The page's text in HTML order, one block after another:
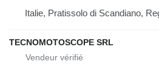
Italie, Pratissolo di Scandiano,
TECNOMOTOSCOPE SRL